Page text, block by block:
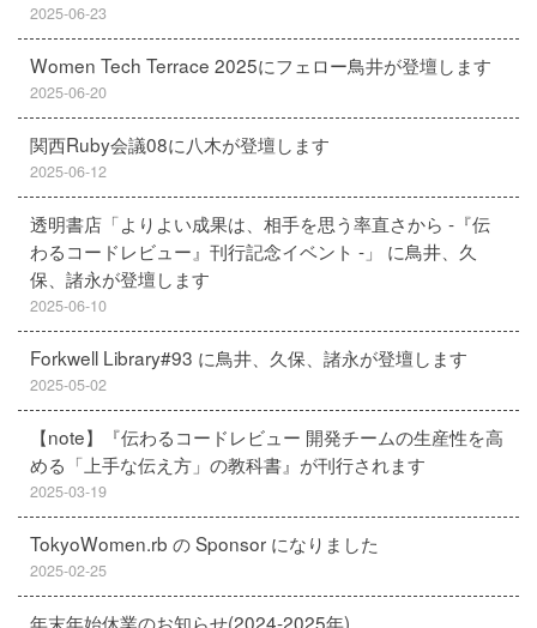
2025-06-23
Women Tech Terrace 2025にフェロー鳥井が登壇します
2025-06-20
関西Ruby会議08に八木が登壇します
2025-06-12
透明書店「よりよい成果は、相手を思う率直さから -『伝
わるコードレビュー』刊行記念イベント -」 に鳥井、久
保、諸永が登壇します
2025-06-10
Forkwell Library#93 に鳥井、久保、諸永が登壇します
2025-05-02
【note】『伝わるコードレビュー 開発チームの生産性を高
める「上手な伝え方」の教科書』が刊行されます
2025-03-19
TokyoWomen.rb の Sponsor になりました
2025-02-25
年末年始休業のお知らせ(2024-2025年)